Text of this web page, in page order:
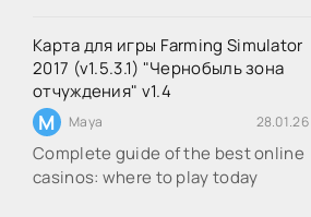
Карта для игры Farming Simulator
2017 (v1.5.3.1) "Чернобыль зона
отчуждения" v1.4
M Maya 28.01.26
Complete guide of the best online
casinos: where to play today